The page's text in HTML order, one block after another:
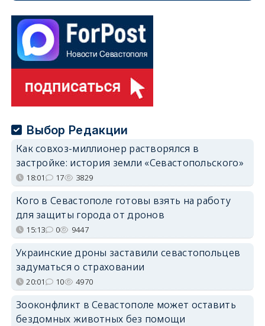
Выбор Редакции
Как совхоз-миллионер растворялся в
застройке: история земли «Севастопольского»
18:01 17 3829
Кого в Севастополе готовы взять на работу
для защиты города от дронов
15:13 0 9447
Украинские дроны заставили севастопольцев
задуматься о страховании
20:01 10 4970
Зооконфликт в Севастополе может оставить
бездомных животных без помощи